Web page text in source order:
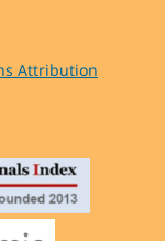
Attribution